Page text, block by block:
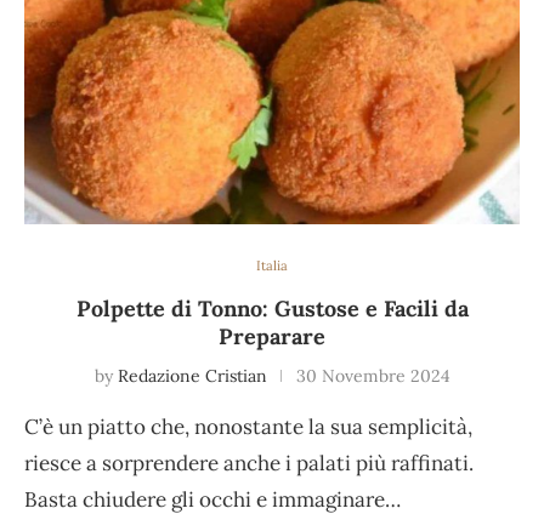
Italia
Polpette di Tonno: Gustose e Facili da
Preparare
by Redazione Cristian 30 Novembre 2024
C’è un piatto che, nonostante la sua semplicità,
riesce a sorprendere anche i palati più raffinati.
Basta chiudere gli occhi e immaginare…